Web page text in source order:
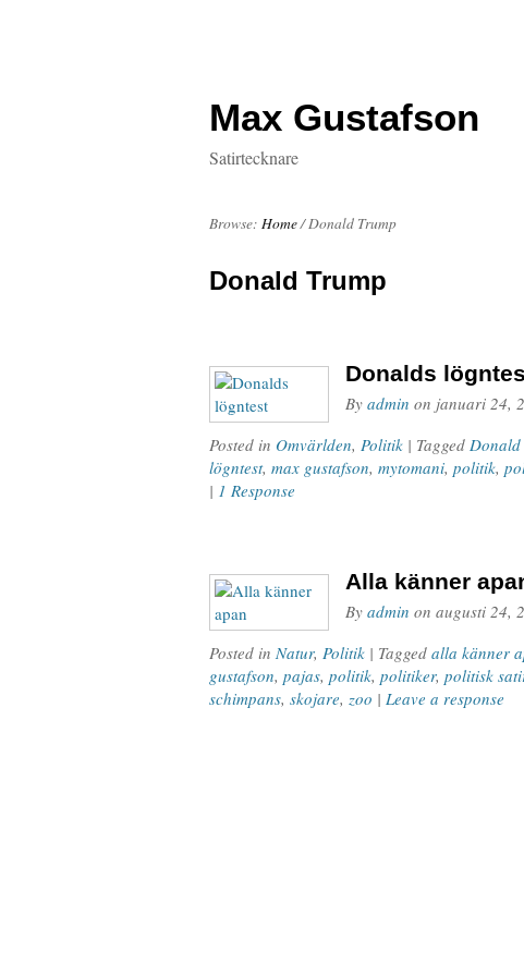
Max Gustafson
Satirtecknare
Browse: Home/Donald Trump
Donald Trump
Donalds
By admin on januari 24,
Posted in Omvärlden, Politik | Tagged Donald
lögntest, max gustafson, mytomani, politik,
| 1 Response
Alla känner
By admin on augusti 24,
Posted in Natur, Politik | Tagged alla känner
gustafson, pajas, politik, politiker, politisk
schimpans, skojare, zoo | Leave a response